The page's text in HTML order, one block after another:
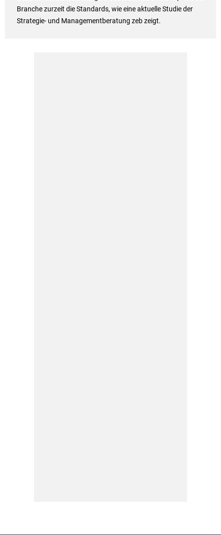
Branche zurzeit die Standards, wie eine aktuelle Studie der
Strategie- und Managementberatung zeb zeigt.